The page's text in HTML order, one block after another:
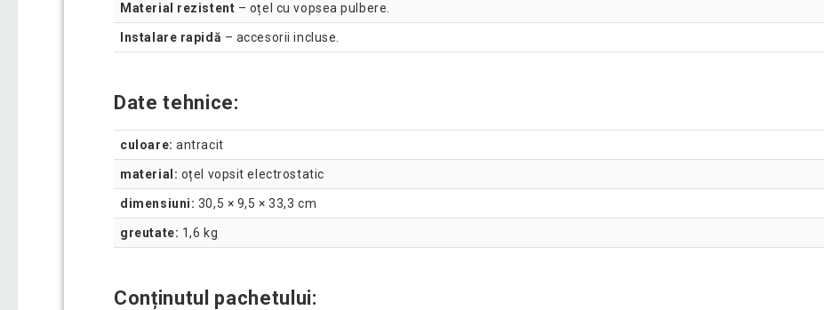
Material rezistent – oțel cu vopsea pulbere.
Instalare rapidă – accesorii incluse.
Date tehnice:
culoare: antracit
material: oțel vopsit electrostatic
dimensiuni: 30,5 × 9,5 × 33,3 cm
greutate: 1,6 kg
Conținutul pachetului: